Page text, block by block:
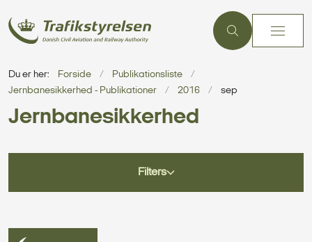
Du er her: Forside
Publikationsliste
Jernbanesikkerhed - Publikationer
2016 sep
Jernbanesikkerhed
Filters